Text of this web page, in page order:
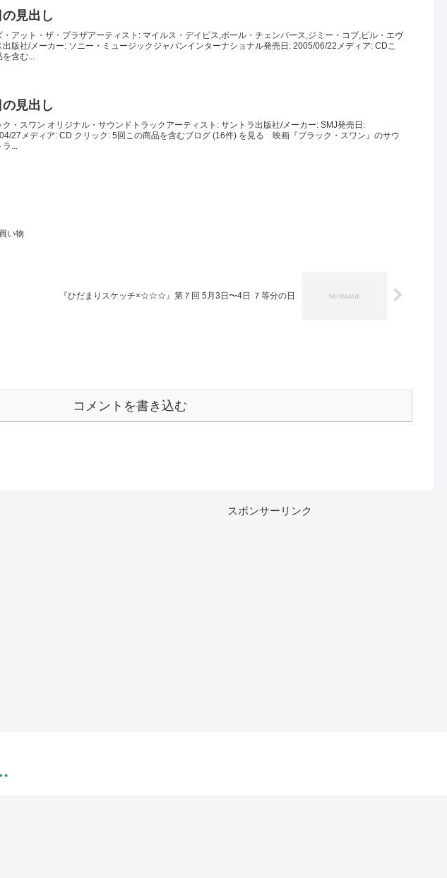
見出し
・アット・ザ・プラザアーティスト: マイルス・デイビス,ポール・チェンバース,ジミー・コブ,ビル・エヴ
出版社/メーカー: ソニー・ミュージックジャパンインターナショナル発売日: 2005/06/22メディア: CDこ
を含む...
見出し
ク・スワン オリジナル・サウンドトラックアーティスト: サントラ出版社/メーカー: SMJ発売日:
27メディア: CD クリック: 5回この商品を含むブログ (16件) を見る 映画『ブラック・スワン』のサウ
ラ...
い物
『ひだまりスケッチ×☆☆☆』第７回 5月3日〜4日 ７等分の日
コメントを書き込む
スポンサーリンク